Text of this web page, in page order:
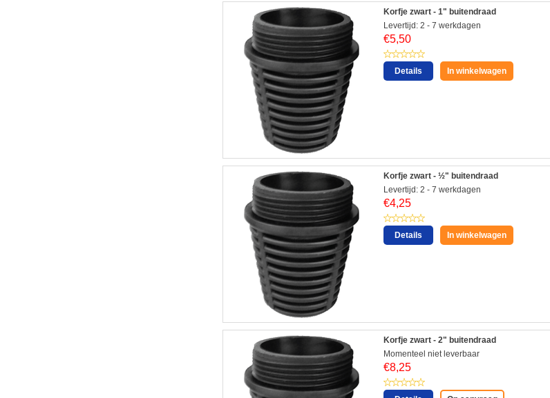
Korfje zwart - 1" buitendraad
Levertijd: 2 - 7 werkdagen
€5,50
Details In winkelwagen
Korfje zwart - ½" buitendraad
Levertijd: 2 - 7 werkdagen
€4,25
Details In winkelwagen
Korfje zwart - 2" buitendraad
Momenteel niet leverbaar
€8,25